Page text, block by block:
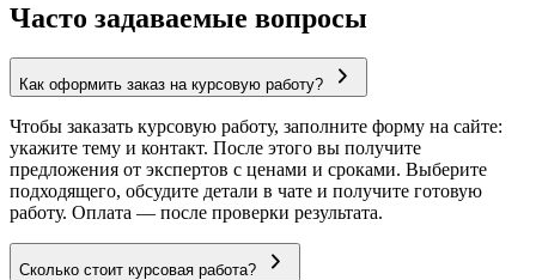
Часто задаваемые вопросы
Как оформить заказ на курсовую работу?
Чтобы заказать курсовую работу, заполните форму на сайте:
укажите тему и контакт. После этого вы получите
предложения от экспертов с ценами и сроками. Выберите
подходящего, обсудите детали в чате и получите готовую
работу. Оплата — после проверки результата.
Сколько стоит курсовая работа?